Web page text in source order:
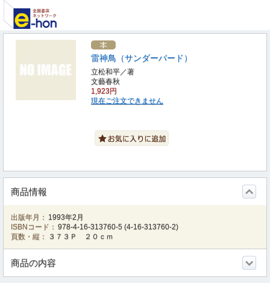
雷神鳥（サンダーバード）
立松和平／著
文藝春秋
1,923円
現在ご注文できません
商品情報
出版年月： 1993年2月
ISBNコード： 978-4-16-313760-5 (4-16-313760-2)
頁数・縦：
３７３Ｐ ２０ｃｍ
商品の内容